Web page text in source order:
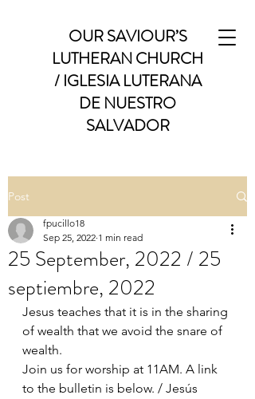
OUR SAVIOUR’S
LUTHERAN CHURCH
/ IGLESIA LUTERANA
DE NUESTRO
SALVADOR
Post
25 September, 2022 / 25
septiembre, 2022
fpucillo18
Sep 25, 2022 1 min read
Jesus teaches that it is in the sharing
of wealth that we avoid the snare of
wealth.
Join us for worship at 11AM. A link
to the bulletin is below. / Jesús